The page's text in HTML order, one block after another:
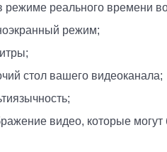
режиме реального времени
режим;
стол вашего видеоканала;
видео, которые